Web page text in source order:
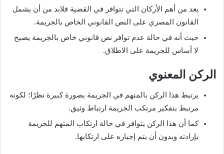
يعد من أهم الأركان التي تتوافر في القضية فلابد من أن يشمل
القانون المصري على النص القانوني الخاص بالجريمة.
حيث أنه في حالة عدم توافر نص قانوني خاص بالجريمة يصيح
لا أساس للجريمة على الاطلاق.
الركن المعنوي
يرتبط هذا الركن بالمتهم في الجريمة بصورة كبيرة نظرًا؛ لكونه
مرتبط بتفكير مرتكب الجريمة ارتباط وثيق.
كما أن هذا الركن يتوافر في حالة ارتكاب المتهم للجريمة
بإرادته وبدون أن يتم إجباره على ارتكابها.